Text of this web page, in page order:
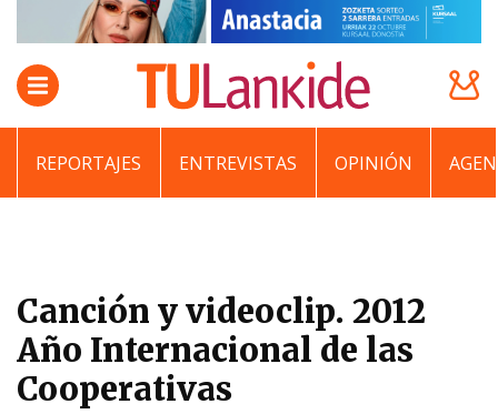
REPORTAJES ENTREVISTAS OPINIÓN
Canción y videoclip. 2012
Año Internacional de las
Cooperativas